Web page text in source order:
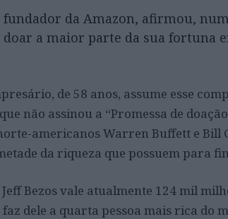
da Amazon, afirmou,
a maior parte da sua fortuna
de 58 anos, assume esse
não assinou a “Promessa de
americanos Warren Buffett e Bill
da riqueza que possuem para
Bezos vale atualmente 124 mil
dele a quarta pessoa mais rica do